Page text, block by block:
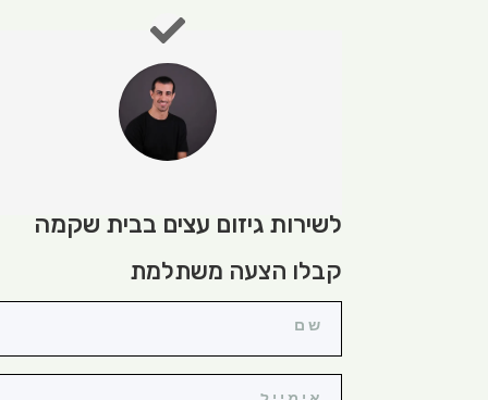
לשירות גיזום עצים בבית שקמה
קבלו הצעה משתלמת